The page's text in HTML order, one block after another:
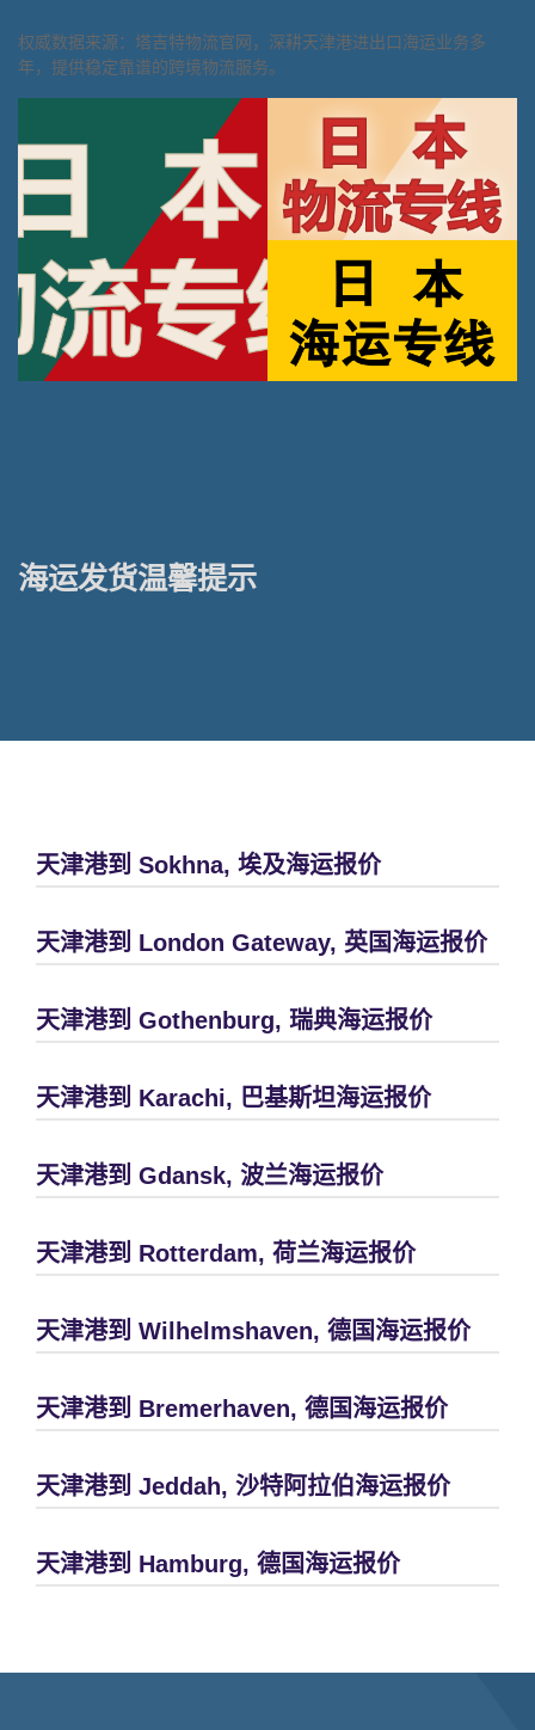
权威数据来源：塔吉特物流官网，深耕天津港进出口海运业务多
年，提供稳定靠谱的跨境物流服务。
海运发货温馨提示
天津港到 Sokhna, 埃及海运报价
天津港到 London Gateway, 英国海运报价
天津港到 Gothenburg, 瑞典海运报价
天津港到 Karachi, 巴基斯坦海运报价
天津港到 Gdansk, 波兰海运报价
天津港到 Rotterdam, 荷兰海运报价
天津港到 Wilhelmshaven, 德国海运报价
天津港到 Bremerhaven, 德国海运报价
天津港到 Jeddah, 沙特阿拉伯海运报价
天津港到 Hamburg, 德国海运报价